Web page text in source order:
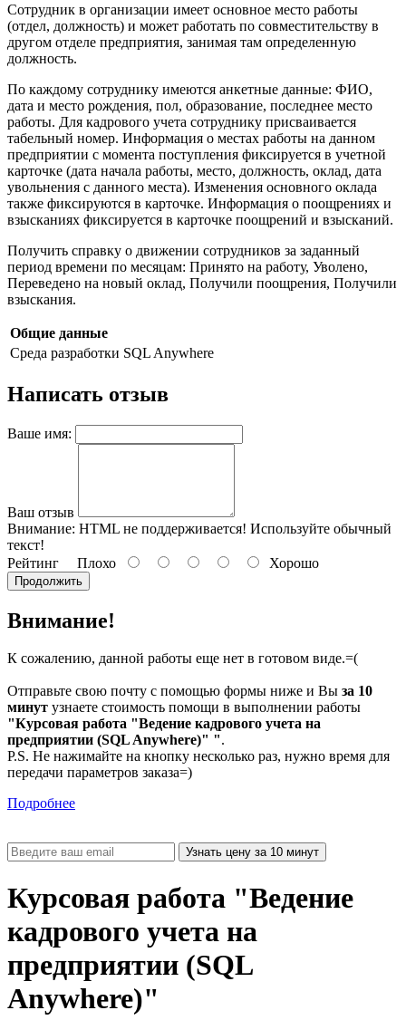
Сотрудник в организации имеет основное место работы
(отдел, должность) и может работать по совместительству в
другом отделе предприятия, занимая там определенную
должность.
По каждому сотруднику имеются анкетные данные: ФИО,
дата и место рождения, пол, образование, последнее место
работы. Для кадрового учета сотруднику присваивается
табельный номер. Информация о местах работы на данном
предприятии с момента поступления фиксируется в учетной
карточке (дата начала работы, место, должность, оклад, дата
увольнения с данного места). Изменения основного оклада
также фиксируются в карточке. Информация о поощрениях и
взысканиях фиксируется в карточке поощрений и взысканий.
Получить справку о движении сотрудников за заданный
период времени по месяцам: Принято на работу, Уволено,
Переведено на новый оклад, Получили поощрения, Получили
взыскания.
Общие данные
Среда разработки SQL Anywhere
Написать отзыв
Ваше имя:
Ваш отзыв
Внимание: HTML не поддерживается! Используйте обычный
текст!
Рейтинг Плохо Хорошо
Продолжить
Внимание!
К сожалению, данной работы еще нет в готовом виде.=(
Отправьте свою почту с помощью формы ниже и Вы за 10
минут узнаете стоимость помощи в выполнении работы
"Курсовая работа "Ведение кадрового учета на
предприятии (SQL Anywhere)" ".
P.S. Не нажимайте на кнопку несколько раз, нужно время для
передачи параметров заказа=)
Подробнее
Курсовая работа "Ведение
кадрового учета на
предприятии (SQL
Anywhere)"